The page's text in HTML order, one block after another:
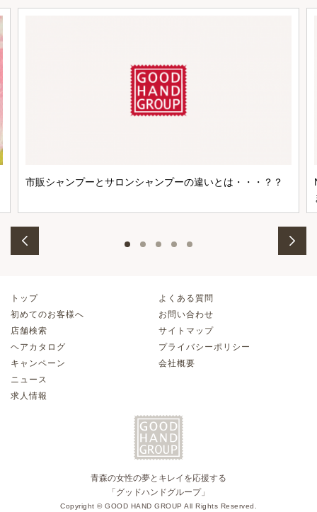
市販シャンプーとサロンシャンプーの違いとは・・・？？
トップ
初めてのお客様へ
店舗検索
ヘアカタログ
キャンペーン
ニュース
求人情報
よくある質問
お問い合わせ
サイトマップ
プライバシーポリシー
会社概要
青森の女性の夢とキレイを応援する
「グッドハンドグループ」
Copyright © GOOD HAND GROUP All Rights Reserved.